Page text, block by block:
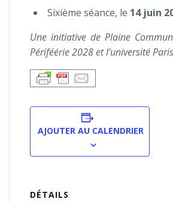
Sixième séance, le 14 juin
Une initiative de Plaine
Périféérie 2028 et l’université
AJOUTER AU CALENDRIER
DÉTAILS